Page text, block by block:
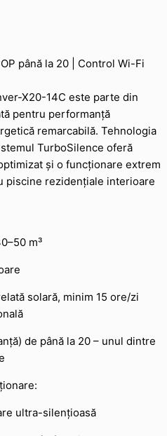
până la 20 | Control Wi-Fi
X20-14C este parte din
pentru performanță
remarcabilă. Tehnologia
TurboSilence oferă
și o funcționare extrem
piscine rezidențiale interioare
m³
solară, minim 15 ore/zi
de până la 20 – unul dintre
ultra-silențioasă